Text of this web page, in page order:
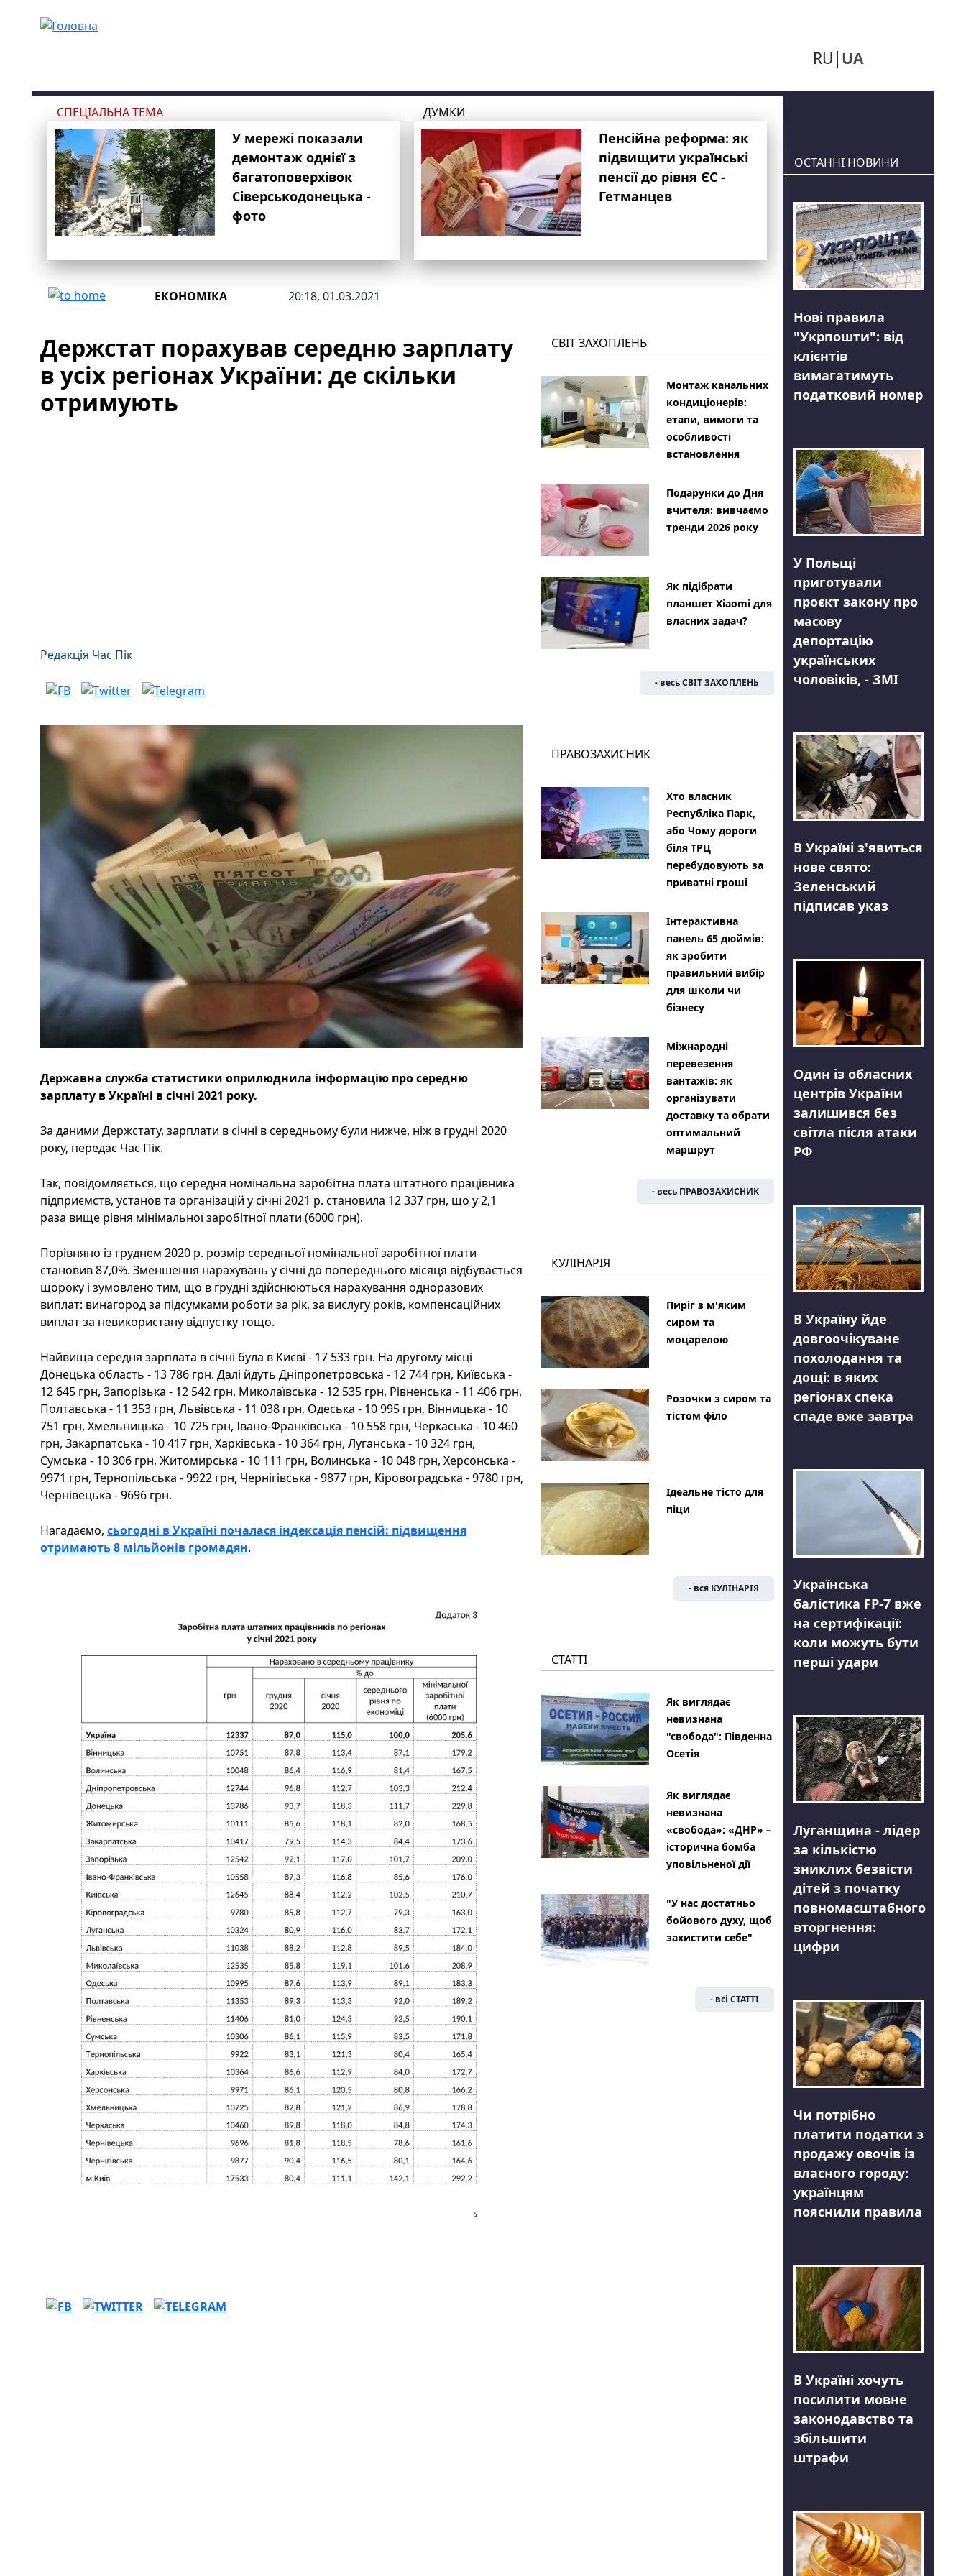
RU UA
СПЕЦІАЛЬНА ТЕМА
У мережі показали
демонтаж однієї з
багатоповерхівок
Сіверськодонецька -
фото
ДУМКИ
Пенсійна реформа: як
підвищити українські
пенсії до рівня ЄС -
Гетманцев
ЕКОНОМІКА 20:18, 01.03.2021
Держстат порахував середню зарплату
в усіх регіонах України: де скільки
отримують
Редакція Час Пік
Державна служба статистики оприлюднила інформацію про середню
зарплату в Україні в січні 2021 року.
За даними Держстату, зарплати в січні в середньому були нижче, ніж в грудні 2020
року, передає Час Пік.
Так, повідомляється, що середня номінальна заробітна плата штатного працівника
підприємств, установ та організацій у січні 2021 р. становила 12 337 грн, що у 2,1
раза вище рівня мінімальної заробітної плати (6000 грн).
Порівняно із груднем 2020 р. розмір середньої номінальної заробітної плати
становив 87,0%. Зменшення нарахувань у січні до попереднього місяця відбувається
щороку і зумовлено тим, що в грудні здійснюються нарахування одноразових
виплат: винагород за підсумками роботи за рік, за вислугу років, компенсаційних
виплат за невикористану відпустку тощо.
Найвища середня зарплата в січні була в Києві - 17 533 грн. На другому місці
Донецька область - 13 786 грн. Далі йдуть Дніпропетровська - 12 744 грн, Київська -
12 645 грн, Запорізька - 12 542 грн, Миколаївська - 12 535 грн, Рівненська - 11 406 грн,
Полтавська - 11 353 грн, Львівська - 11 038 грн, Одеська - 10 995 грн, Вінницька - 10
751 грн, Хмельницька - 10 725 грн, Івано-Франківська - 10 558 грн, Черкаська - 10 460
грн, Закарпатська - 10 417 грн, Харківська - 10 364 грн, Луганська - 10 324 грн,
Сумська - 10 306 грн, Житомирська - 10 111 грн, Волинська - 10 048 грн, Херсонська -
9971 грн, Тернопільська - 9922 грн, Чернігівська - 9877 грн, Кіровоградська - 9780 грн,
Чернівецька - 9696 грн.
Нагадаємо, сьогодні в Україні почалася індексація пенсій: підвищення
отримають 8 мільйонів громадян.
СВІТ ЗАХОПЛЕНЬ
Монтаж канальних
кондиціонерів:
етапи, вимоги та
особливості
встановлення
Подарунки до Дня
вчителя: вивчаємо
тренди 2026 року
Як підібрати
планшет Xiaomi для
власних задач?
- весь СВІТ ЗАХОПЛЕНЬ
ПРАВОЗАХИСНИК
Хто власник
Республіка Парк,
або Чому дороги
біля ТРЦ
перебудовують за
приватні гроші
Інтерактивна
панель 65 дюймів:
як зробити
правильний вибір
для школи чи
бізнесу
Міжнародні
перевезення
вантажів: як
організувати
доставку та обрати
оптимальний
маршрут
- весь ПРАВОЗАХИСНИК
КУЛІНАРІЯ
Пиріг з м'яким
сиром та
моцарелою
Розочки з сиром та
тістом філо
Ідеальне тісто для
піци
- вся КУЛІНАРІЯ
СТАТТІ
Як виглядає
невизнана
"свобода": Південна
Осетія
Як виглядає
невизнана
«свобода»: «ДНР» –
історична бомба
уповільненої дії
"У нас достатньо
бойового духу, щоб
захистити себе"
- всі СТАТТІ
ОСТАННІ НОВИНИ
Нові правила
"Укрпошти": від
клієнтів
вимагатимуть
податковий номер
У Польщі
приготували
проєкт закону про
масову
депортацію
українських
чоловіків, - ЗМІ
В Україні з'явиться
нове свято:
Зеленський
підписав указ
Один із обласних
центрів України
залишився без
світла після атаки
РФ
В Україну йде
довгоочікуване
похолодання та
дощі: в яких
регіонах спека
спаде вже завтра
Українська
балістика FP-7 вже
на сертифікації:
коли можуть бути
перші удари
Луганщина - лідер
за кількістю
зниклих безвісти
дітей з початку
повномасштабного
вторгнення:
цифри
Чи потрібно
платити податки з
продажу овочів із
власного городу:
українцям
пояснили правила
В Україні хочуть
посилити мовне
законодавство та
збільшити
штрафи